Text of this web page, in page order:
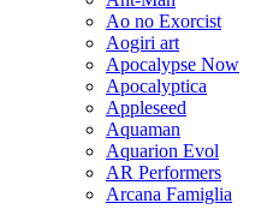
Ao no Exorcist
Aogiri art
Apocalypse Now
Apocalyptica
Appleseed
Aquaman
Aquarion Evol
AR Performers
Arcana Famiglia